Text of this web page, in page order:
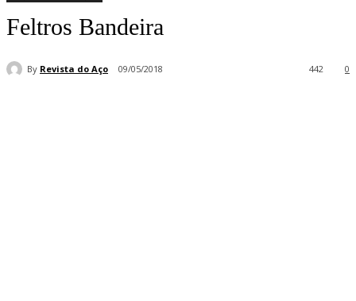
Feltros Bandeira
By Revista do Aço 09/05/2018 0
442